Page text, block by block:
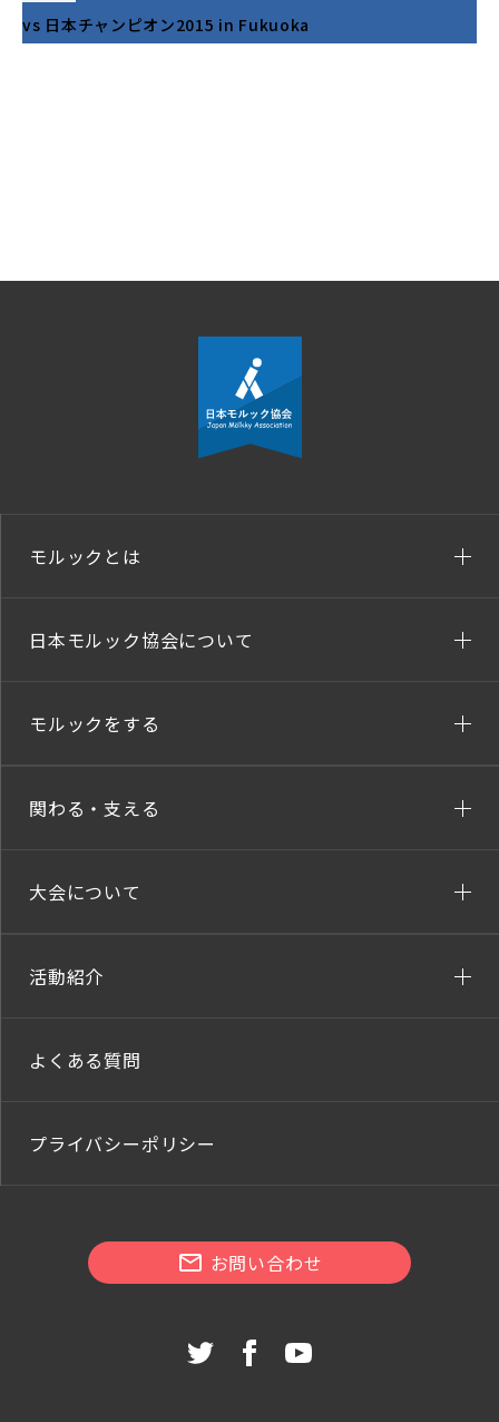
vs 日本チャンピオン2015 in Fukuoka
モルックとは
日本モルック協会について
モルックをする
関わる・支える
大会について
活動紹介
よくある質問
プライバシーポリシー
お問い合わせ